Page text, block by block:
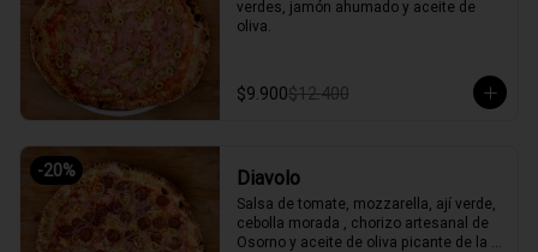
verdes, jamón ahumado y aceite de
oliva.
$9.900$12.400
-20% Diavolo
Salsa de tomate, mozzarella, ají verde,
cebolla morada , chorizo artesanal de
Osorno y aceite de oliva picante de la